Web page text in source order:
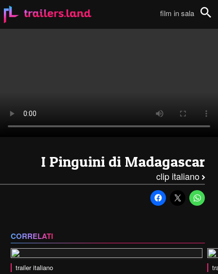
film in sala
I Pinguini di Madagascar
clip italiano
CORRELATI
trailer italiano